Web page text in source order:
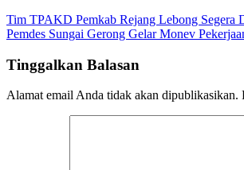
Navigasi
pos
Tim TPAKD Pemkab Rejang Lebong Segera
Pemdes Sungai Gerong Gelar Monev
Tinggalkan Balasan
Alamat email Anda tidak akan dipublikasikan.